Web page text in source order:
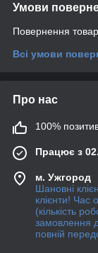
Умови
Повернення
Всі умови
Про нас
100%
Працює з
м. Ужгород
Шановні
клієнти! Час
(кількість
замовлення
повній